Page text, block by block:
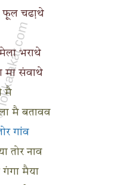
फूल चढा़थे
भराथे
मा संवाथे
मै
मै बतावव
गांव
तोर नाव
मैया